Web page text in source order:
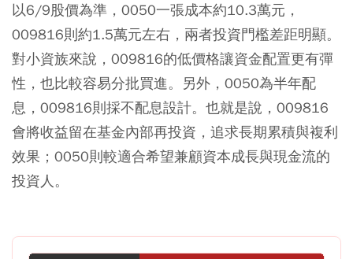
以6/9股價為準，0050一張成本約10.3萬元，
009816則約1.5萬元左右，兩者投資門檻差距明顯。
對小資族來說，009816的低價格讓資金配置更有彈
性，也比較容易分批買進。另外，0050為半年配
息，009816則採不配息設計。也就是說，009816
會將收益留在基金內部再投資，追求長期累積與複利
效果；0050則較適合希望兼顧資本成長與現金流的
投資人。